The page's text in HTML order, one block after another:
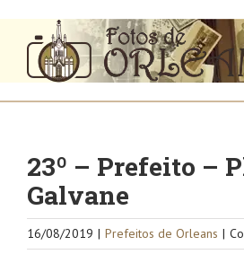
conteúdo
23º – Prefeito –
Galvane
16/08/2019 | Prefeitos de Orleans |